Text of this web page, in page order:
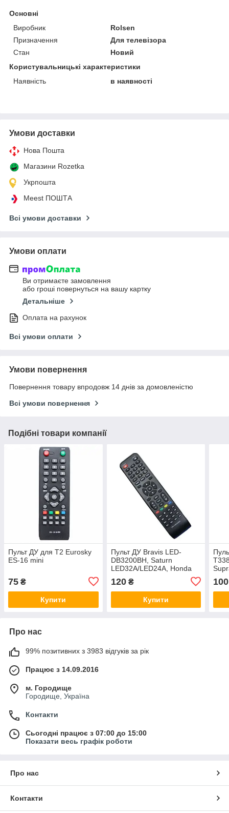
Основні
Виробник
Rolsen
Призначення
Для телевізора
Стан
Новий
Користувальницькі характеристики
Наявність
в наявності
Умови доставки
Нова Пошта
Магазини Rozetka
Укрпошта
Meest ПОШТА
Всі умови доставки
Умови оплати
Ви отримаєте замовлення
або гроші повернуться на вашу картку
Детальніше
Оплата на рахунок
Всі умови оплати
Умови повернення
Повернення товару впродовж 14 днів за домовленістю
Всі умови повернення
Подібні товари компанії
Пульт ДУ для Т2 Eurosky
ES-16 mini
75 ₴
Купити
Пульт ДУ Bravis LED-
DB3200BH, Saturn
LED32A/LED24A, Honda
3226LWI
120₴
Купити
100
Про нас
99% позитивних з 3983 відгуків за рік
Працює з 14.09.2016
м. Городище
Городище, Україна
Контакти
Сьогодні працює з 07:00 до 15:00
Показати весь графік роботи
Про нас
Контакти